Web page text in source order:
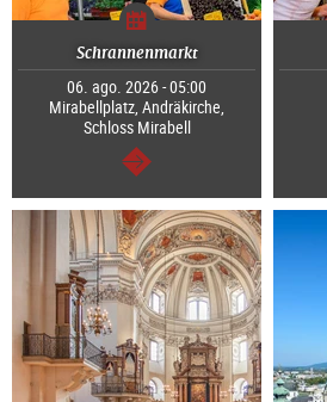
Schrannenmarkt
06. ago. 2026 - 05:00
Mirabellplatz, Andräkirche,
Schloss Mirabell
segue